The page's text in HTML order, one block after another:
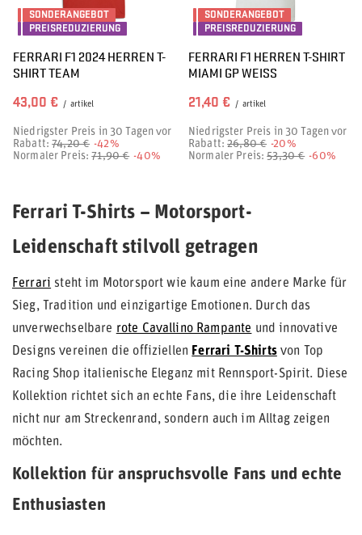
SONDERANGEBOT
PREISREDUZIERUNG
FERRARI F1 2024 HERREN T-
SHIRT TEAM
43,00 € / artikel
Niedrigster Preis in 30 Tagen vor
Rabatt:74,20 € -42%
Normaler Preis:71,90 € -40%
SONDERANGEBOT
PREISREDUZIERUNG
FERRARI F1 HERREN T-SHIRT
MIAMI GP WEISS
21,40 € / artikel
Niedrigster Preis in 30 Tagen vor
Rabatt:26,80 € -20%
Normaler Preis:53,30 € -60%
Ferrari T-Shirts – Motorsport-
Leidenschaft stilvoll getragen
Ferrari steht im Motorsport wie kaum eine andere Marke für
Sieg, Tradition und einzigartige Emotionen. Durch das
unverwechselbare rote Cavallino Rampante und innovative
Designs vereinen die offiziellen Ferrari T-Shirtsvon Top
Racing Shop italienische Eleganz mit Rennsport-Spirit. Diese
Kollektion richtet sich an echte Fans, die ihre Leidenschaft
nicht nur am Streckenrand, sondern auch im Alltag zeigen
möchten.
Kollektion für anspruchsvolle Fans und echte
Enthusiasten